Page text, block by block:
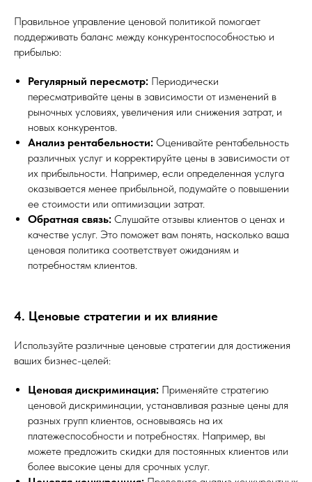
Правильное управление ценовой политикой помогает
поддерживать баланс между конкурентоспособностью и
прибылью:
Регулярный пересмотр: Периодически
пересматривайте цены в зависимости от изменений в
рыночных условиях, увеличения или снижения затрат, и
новых конкурентов.
Анализ рентабельности: Оценивайте рентабельность
различных услуг и корректируйте цены в зависимости от
их прибыльности. Например, если определенная услуга
оказывается менее прибыльной, подумайте о повышении
ее стоимости или оптимизации затрат.
Обратная связь: Слушайте отзывы клиентов о ценах и
качестве услуг. Это поможет вам понять, насколько ваша
ценовая политика соответствует ожиданиям и
потребностям клиентов.
4. Ценовые стратегии и их влияние
Используйте различные ценовые стратегии для достижения
ваших бизнес-целей:
Ценовая дискриминация: Применяйте стратегию
ценовой дискриминации, устанавливая разные цены для
разных групп клиентов, основываясь на их
платежеспособности и потребностях. Например, вы
можете предложить скидки для постоянных клиентов или
более высокие цены для срочных услуг.